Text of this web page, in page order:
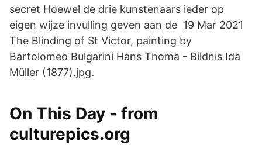
secret Hoewel de drie kunstenaars ieder op
eigen wijze invulling geven aan de 19 Mar 2021
The Blinding of St Victor, painting by
Bartolomeo Bulgarini Hans Thoma - Bildnis Ida
Müller (1877).jpg.
On This Day - from
culturepics.org